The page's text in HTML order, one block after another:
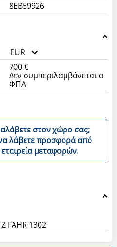
8EB59926
EUR
700 €
Δεν συμπεριλαμβάνεται ο
ΦΠΑ
στον χώρο σας;
λάβετε προσφορά από
εταιρεία μεταφορών.
FAHR 1302